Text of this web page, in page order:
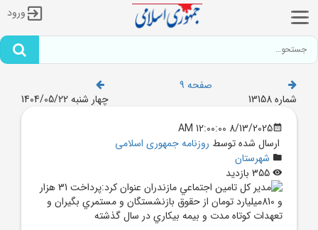
ورود
صفحه 9
شماره 13158
چهار شنبه 1404/05/22
8/13/2025 12:00:00 AM
ارسال شده توسط روزنامه جمهوری اسلامی
شهرستان